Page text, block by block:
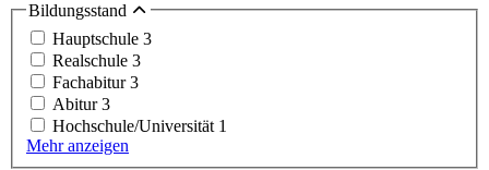
Bildungsstand
Hauptschule 3
Realschule 3
Fachabitur3
Abitur3
Hochschule/Universität 1
Mehr anzeigen